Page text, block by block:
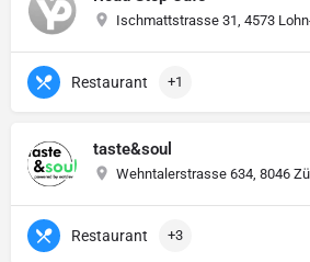
Ischmattstrasse 31, 4573
Restaurant +1
taste&soul
Wehntalerstrasse 634, 8046
Restaurant +3